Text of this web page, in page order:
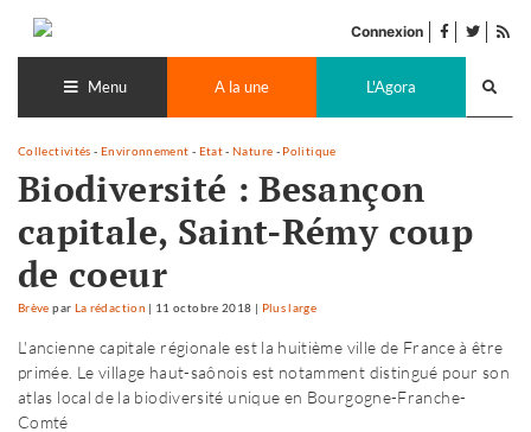
contenu
Connexion facebook
twitter
Menu A la une L'Agora
Collectivités - Environnement - Etat-Nature - Politique
Biodiversité : Besançon
capitale, Saint-Rémy coup
de coeur
Brève par La rédaction | 11 octobre 2018 | Plus large
L'ancienne capitale régionale est la huitième ville de France à être
primée. Le village haut-saônois est notamment distingué pour son
atlas local de la biodiversité unique en Bourgogne-Franche-
Comté